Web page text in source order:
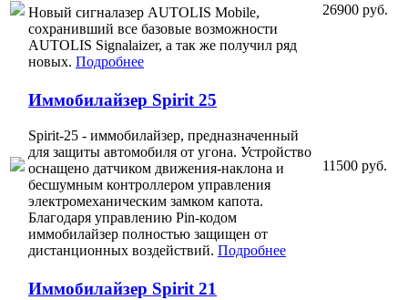
Новый сигналазер AUTOLIS Mobile,
сохранивший все базовые возможности
AUTOLIS Signalaizer, а так же получил ряд
новых. Подробнее
26900 руб.
Иммобилайзер Spirit 25
Spirit-25 - иммобилайзер, предназначенный
для защиты автомобиля от угона. Устройство
оснащено датчиком движения-наклона и
бесшумным контроллером управления
электромеханическим замком капота.
Благодаря управлению Pin-кодом
иммобилайзер полностью защищен от
дистанционных воздействий. Подробнее
11500 руб.
Иммобилайзер Spirit 21